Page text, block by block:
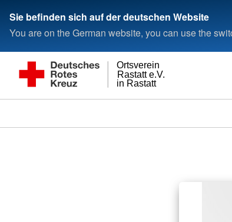
Sie befinden sich auf der deutschen Website
You are on the German website, you can use the
in Rastatt
Rastatt e.V.
Ortsverein